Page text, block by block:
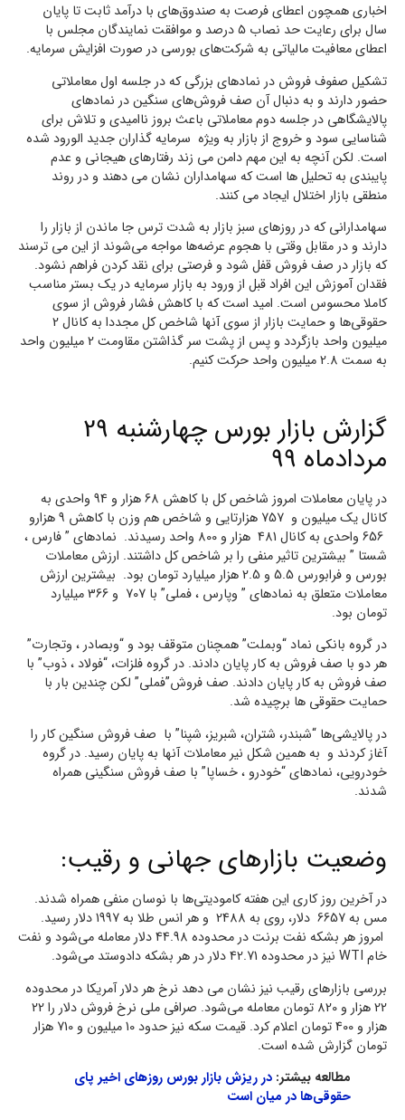
اخباری همچون اعطای فرصت به صندوق‌های با درآمد ثابت تا پایان
سال برای رعایت حد نصاب ۵ درصد و موافقت نمایندگان مجلس با
اعطای معافیت مالیاتی به شرکت‌های بورسی در صورت افزایش سرمایه.
تشکیل صفوف فروش در نمادهای بزرگی که در جلسه اول معاملاتی
حضور دارند و به دنبال آن صف فروش‌های سنگین در نمادهای
پالایشگاهی در جلسه دوم معاملاتی باعث بروز ناامیدی و تلاش برای
شناسایی سود و خروج از بازار به ویژه سرمایه گذاران جدید الورود شده
است. لکن آنچه به این مهم دامن می زند رفتارهای هیجانی و عدم
پایبندی به تحلیل ها است که سهامداران نشان می دهند و در روند
منطقی بازار اختلال ایجاد می کنند.
سهامدارانی که در روزهای سبز بازار به شدت ترس جا ماندن از بازار را
دارند و در مقابل وقتی با هجوم عرضه‌ها مواجه می‌شوند از این می ترسند
که بازار در صف فروش قفل شود و فرصتی برای نقد کردن فراهم نشود.
فقدان آموزش این افراد قبل از ورود به بازار سرمایه در یک بستر مناسب
کاملا محسوس است. امید است که با کاهش فشار فروش از سوی
حقوقی‌ها و حمایت بازار از سوی آنها شاخص کل مجددا به کانال 2
میلیون واحد بازگردد و پس از پشت سر گذاشتن مقاومت 2 میلیون واحد
به سمت 2.8 میلیون واحد حرکت کنیم.
گزارش بازار بورس چهارشنبه 29
مردادماه 99
در پایان معاملات امروز شاخص کل با کاهش 68 هزار و 94 واحدی به
کانال یک میلیون و 757 هزارتایی و شاخص هم وزن با کاهش 9 هزارو
656 واحدی به کانال 481 هزار و 800 واحد رسیدند. نماد‌های ” فارس ،
شستا ” بیشترین تاثیر منفی را بر شاخص کل داشتند. ارزش معاملات
بورس و فرابورس 5.5 و 2.5 هزار میلیارد تومان بود. بیشترین ارزش
معاملات متعلق به نمادهای ” وپارس ، فملی” با 707 و 366 میلیارد
تومان بود.
در گروه بانکی نماد “وبملت” همچنان متوقف بود و “وبصادر ، وتجارت”
هر دو با صف فروش به کار پایان دادند. در گروه فلزات، “فولاد ، ذوب” با
صف فروش به کار پایان دادند. صف فروش”فملی” لکن چندین بار با
حمایت حقوقی ها برچیده شد.
در پالایشی‌ها “شبندر، شتران، شبریز، شپنا” با صف فروش سنگین کار را
آغاز کردند و به همین شکل نیر معاملات آنها به پایان رسید. در گروه
خودرویی، نمادهای “خودرو ، خساپا” با صف فروش سنگینی همراه
شدند.
وضعیت بازارهای جهانی و رقیب:
در آخرین روز کاری این هفته کامودیتی‌ها با نوسان منفی همراه شدند.
مس به 6657 دلار، روی به 2488 و هر انس طلا به 1997 دلار رسید.
امروز هر بشکه نفت برنت در محدوده 44.98 دلار معامله می‌شود و نفت
خام WTI نیز در محدوده 42.71 دلار در هر بشکه دادوستد می‌شود.
بررسی بازارهای رقیب نیز نشان می­ دهد نرخ هر دلار آمریکا در محدوده
22 هزار و 820 تومان معامله می‌شود. صرافی ملی نرخ فروش دلار را 22
هزار و 400 تومان اعلام کرد. قیمت سکه نیز حدود 10 میلیون و 710 هزار
تومان گزارش شده است.
مطالعه بیشتر: در ریزش بازار بورس روزهای اخیر پای
حقوقی‌ها در میان است